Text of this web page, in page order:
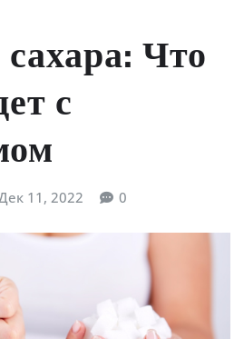
Что
с
11, 2022 0